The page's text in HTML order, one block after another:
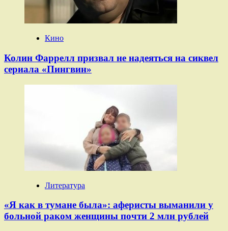
Кино
Колин Фаррелл призвал не надеяться на сиквел
сериала «Пингвин»
Литература
«Я как в тумане была»: аферисты выманили у
больной раком женщины почти 2 млн рублей